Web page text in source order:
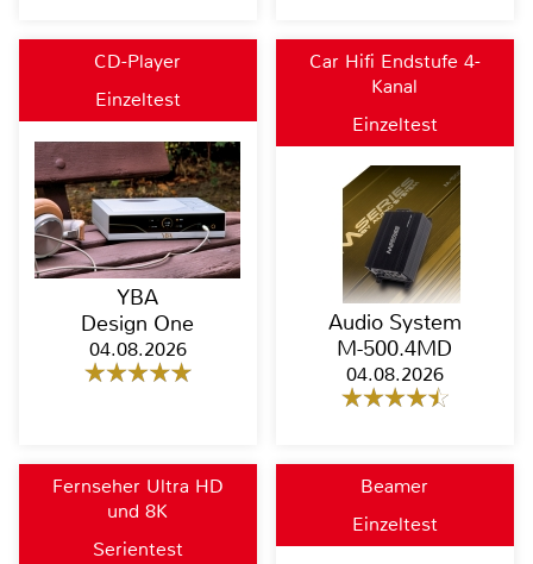
CD-Player
Einzeltest
YBA
Design One
04.08.2026
Car Hifi Endstufe 4-
Kanal
Einzeltest
Audio System
M-500.4MD
04.08.2026
Fernseher Ultra HD
und 8K
Serientest
Beamer
Einzeltest